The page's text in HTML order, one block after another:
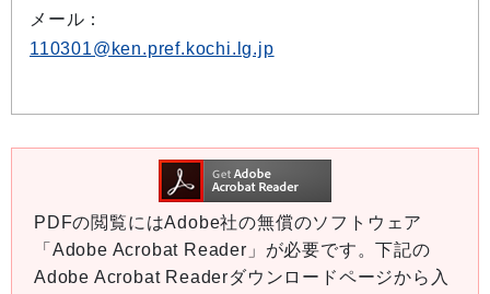
メール：
110301@ken.pref.kochi.lg.jp
PDFの閲覧にはAdobe社の無償のソフトウェア
「Adobe Acrobat Reader」が必要です。下記の
Adobe Acrobat Readerダウンロードページから入